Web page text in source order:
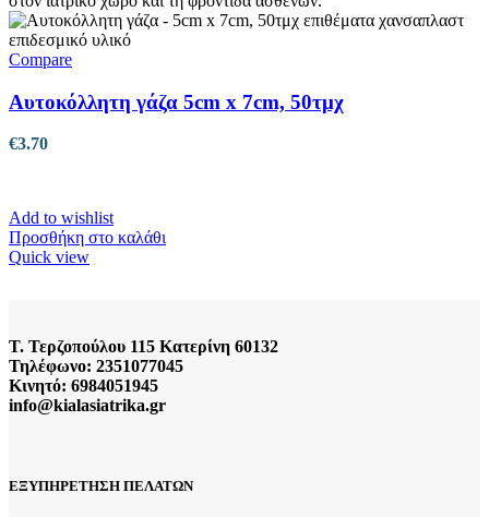
Compare
Αυτοκόλλητη γάζα 5cm x 7cm, 50τμχ
€3.70
Add to wishlist
Προσθήκη στο καλάθι
Quick view
Τ. Τερζοπούλου 115 Κατερίνη 60132
Τηλέφωνο: 2351077045
Κινητό: 6984051945
info@kialasiatrika.gr
ΕΞΥΠΗΡΕΤΗΣΗ ΠΕΛΑΤΩΝ